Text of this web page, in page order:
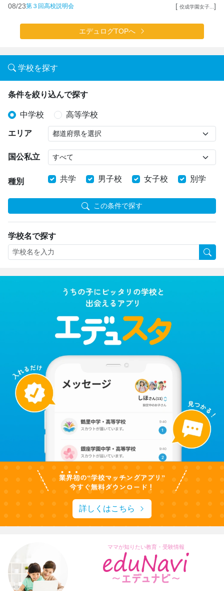
08/23第３回高校説明会 [ 佼成学園女子... ]
エデュログTOPへ
学校を探す
条件を絞り込んで探す
中学校 高等学校
エリア
国公私立
種別 共学 男子校 女子校 別学
この条件で探す
学校名で探す
詳しくはこちら
ママが知りたい教育・受験情報